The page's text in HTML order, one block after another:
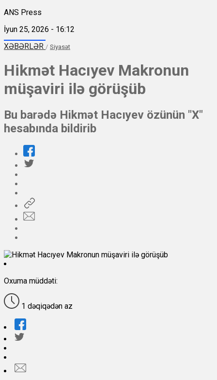
ANS Press
İyun 25, 2026 - 16:12
XƏBƏRLƏR / Siyasət
Hikmət Hacıyev Makronun
müşaviri ilə görüşüb
Bu barədə Hikmət Hacıyev özünün "X"
hesabında bildirib
Oxuma müddəti:
1 dəqiqədən az